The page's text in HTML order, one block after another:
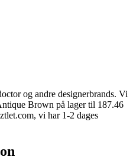
og andre designerbrands. Vi
Brown på lager til 187.46
vi har 1-2 dages